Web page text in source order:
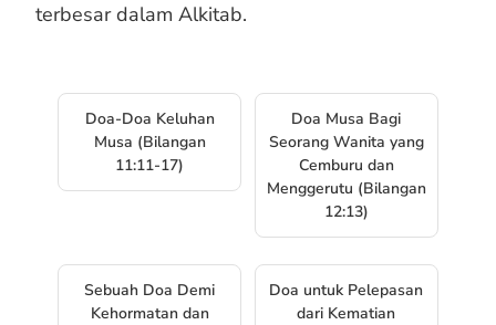
terbesar dalam Alkitab.
Doa-Doa Keluhan
Musa (Bilangan
11:11-17)
Doa Musa Bagi
Seorang Wanita yang
Cemburu dan
Menggerutu (Bilangan
12:13)
Sebuah Doa Demi
Kehormatan dan
Doa untuk Pelepasan
dari Kematian